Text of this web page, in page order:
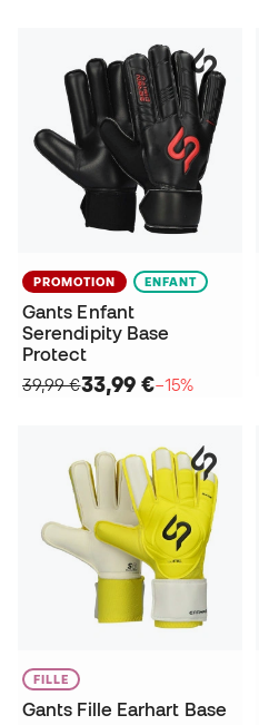
PROMOTION ENFANT
Gants Enfant
Serendipity Base
Protect
39,99 €33,99 €−15%
FILLE
Gants Fille Earhart Base